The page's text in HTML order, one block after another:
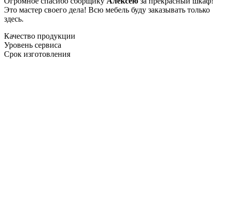
Это мастер своего дела! Всю мебель буду заказывать только
здесь.
Качество продукции
Уровень сервиса
Срок изготовления